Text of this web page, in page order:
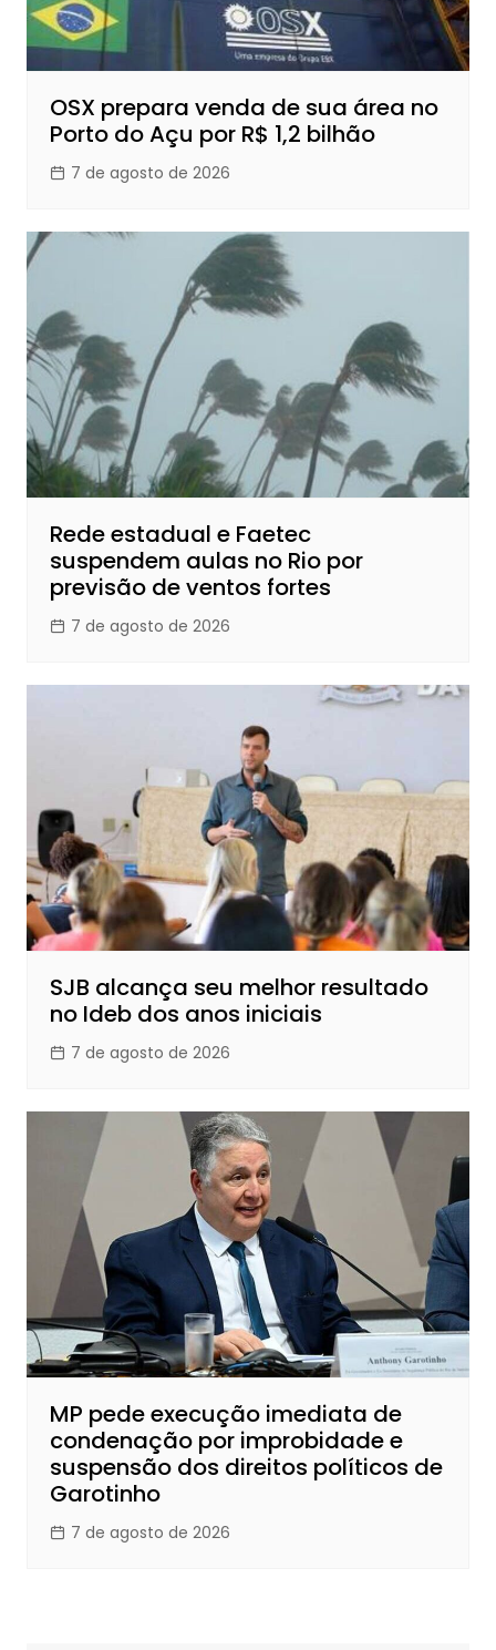
OSX prepara venda de sua área no
Porto do Açu por R$ 1,2 bilhão
7 de agosto de 2026
Rede estadual e Faetec
suspendem aulas no Rio por
previsão de ventos fortes
7 de agosto de 2026
SJB alcança seu melhor resultado
no Ideb dos anos iniciais
7 de agosto de 2026
MP pede execução imediata de
condenação por improbidade e
suspensão dos direitos políticos de
Garotinho
7 de agosto de 2026